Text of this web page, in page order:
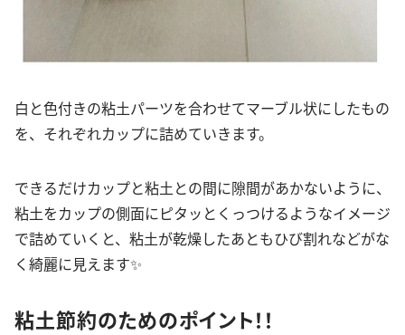
白と色付きの粘土パーツを合わせてマーブル状にしたもの
を、それぞれカップに詰めていきます。
できるだけカップと粘土との間に隙間があかないように、
粘土をカップの側面にピタッとくっつけるようなイメージ
で詰めていくと、粘土が乾燥したあともひび割れなどがな
く綺麗に見えます✨
粘土節約のためのポイント！！